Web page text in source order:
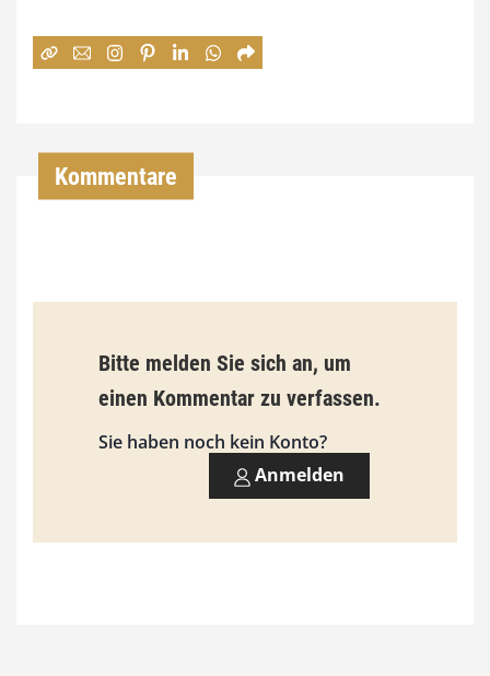
:
€
i
s
9
0
Kommentare
Bitte melden Sie sich an, um
einen Kommentar zu verfassen.
Sie haben noch kein Konto?
Anmelden